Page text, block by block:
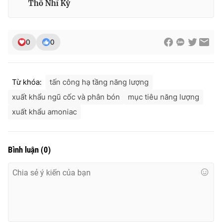
Thổ Nhĩ Kỳ
0 0
Từ khóa:
tấn công hạ tầng năng lượng
xuất khẩu ngũ cốc và phân bón
mục tiêu năng lượng
xuất khẩu amoniac
Bình luận (0)